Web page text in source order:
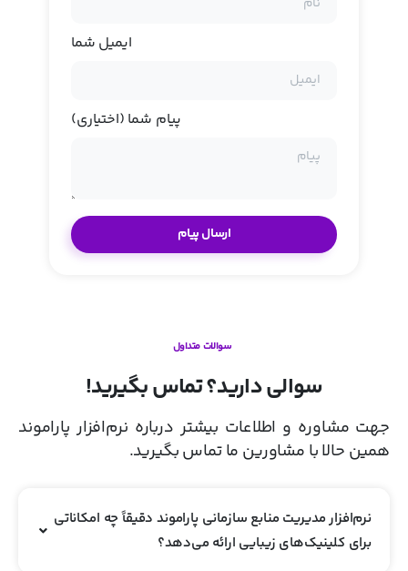
ایمیل شما
پیام شما (اختیاری)
سوالات متداول
سوالی دارید؟ تماس بگیرید!
جهت مشاوره و اطلاعات بیشتر درباره نرم‌افزار پاراموند
همین حالا با مشاورین ما تماس بگیرید.
نرم‌افزار مدیریت منابع سازمانی پاراموند دقیقاً چه امکاناتی
برای کلینیک‌های زیبایی ارائه می‌دهد؟